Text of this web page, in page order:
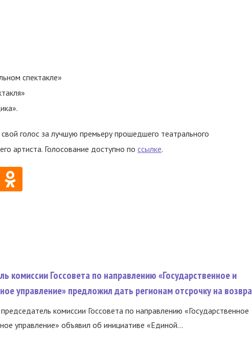
спектакле»
голос за лучшую премьеру прошедшего театрального
артиста. Голосование доступно по ссылке.
комиссии Госсовета по направлению «Государственное и
управление» предложил дать регионам отсрочку на возвра
комиссии Госсовета по направлению «Государственное
управление» объявил об инициативе «Единой...